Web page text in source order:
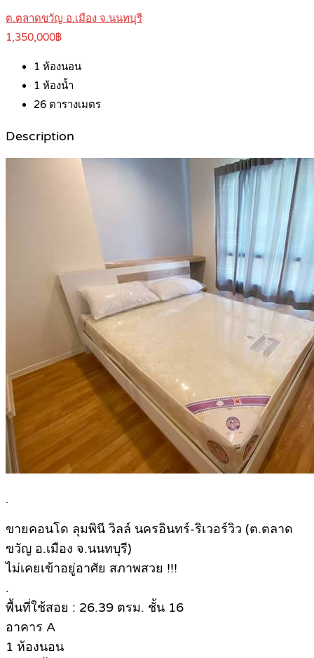
ต.ตลาดขวัญ อ.เมือง จ.นนทบุรี
1,350,000฿
1 ห้องนอน
1 ห้องน้ำ
26 ตารางเมตร
Description
.
ขายคอนโด ลุมพินี วิลล์ นครอินทร์-ริเวอร์วิว (ต.ตลาด
ขวัญ อ.เมือง จ.นนทบุรี)
ไม่เคยเข้าอยู่อาศัย สภาพสวย !!!
.
พื้นที่ใช้สอย : 26.39 ตรม. ชั้น 16
อาคาร A
1 ห้องนอน